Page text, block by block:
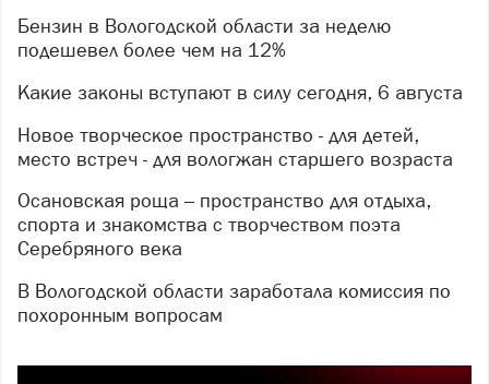
Бензин в Вологодской области за неделю
подешевел более чем на 12%
Какие законы вступают в силу сегодня, 6 августа
Новое творческое пространство - для детей,
место встреч - для вологжан старшего возраста
Осановская роща – пространство для отдыха,
спорта и знакомства с творчеством поэта
Серебряного века
В Вологодской области заработала комиссия по
похоронным вопросам